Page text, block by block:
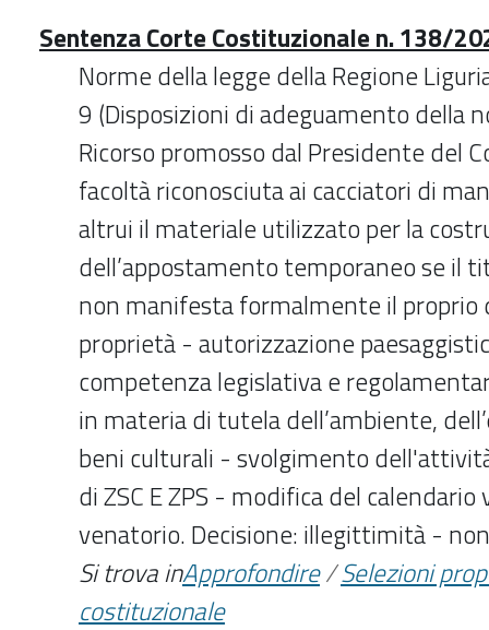
Sentenza Corte Costituzionale n. 138/
Norme della legge della Regione
9 (Disposizioni di adeguamento della
Ricorso promosso dal Presidente del
facoltà riconosciuta ai cacciatori di
altrui il materiale utilizzato per la
dell’appostamento temporaneo se il
non manifesta formalmente il
proprietà - autorizzazione
competenza legislativa e
in materia di tutela dell’ambiente,
beni culturali - svolgimento
di ZSC E ZPS - modifica del
venatorio. Decisione: illegittimità -
Si trova inApprofondire/Selezioni
costituzionale